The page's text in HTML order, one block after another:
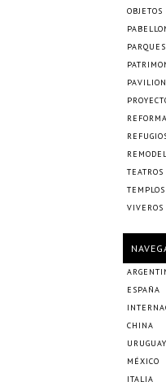
VIVEROS
ESPAÑA
CHINA
URUGUAY
MÉXICO
ITALIA